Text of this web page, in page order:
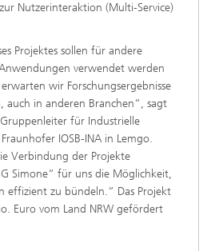
Nutzerinteraktion (Multi-Service)
Projektes sollen für andere
verwendet werden
wir Forschungsergebnisse
auch in anderen Branchen“, sagt
für Industrielle
IOSB-INA in Lemgo.
Verbindung der Projekte
Simone“ für uns die Möglichkeit,
effizient zu bündeln.“ Das Projekt
Euro vom Land NRW gefördert